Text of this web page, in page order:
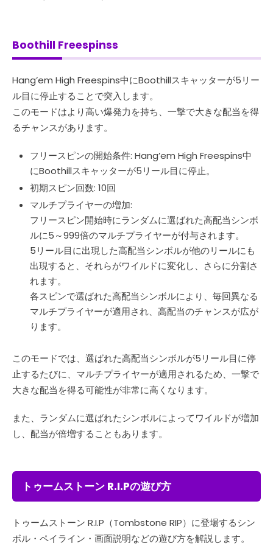
Boothill Freespinss
Hang’em High Freespins中にBoothillスキャッターが5リー
ル目に停止することで突入します。
このモードはより高い爆発力を持ち、一撃で大きな配当を得
るチャンスがあります。
フリースピンの開始条件: Hang’em High Freespins中
にBoothillスキャッターが5リール目に停止。
初期スピン回数: 10回
マルチプライヤーの増加:
フリースピン開始時にランダムに選ばれた高配当シンボ
ルに5～999倍のマルチプライヤーが付与されます。
5リール目に出現した高配当シンボルが他のリールにも
出現すると、それらがワイルドに変化し、さらに分割さ
れます。
各スピンで選ばれた高配当シンボルにより、毎回異なる
マルチプライヤーが適用され、高配当のチャンスが広が
ります。
このモードでは、選ばれた高配当シンボルが5リール目に停
止するたびに、マルチプライヤーが適用されるため、一撃で
大きな配当を得る可能性が非常に高くなります。
また、ランダムに選ばれたシンボルによってワイルドが増加
し、配当が倍増することもあります。
トゥームストーン R.I.Pの遊び方
トゥームストーン R.I.P（Tombstone RIP）に登場するシン
ボル・ペイライン・画面説明などの遊び方を解説します。